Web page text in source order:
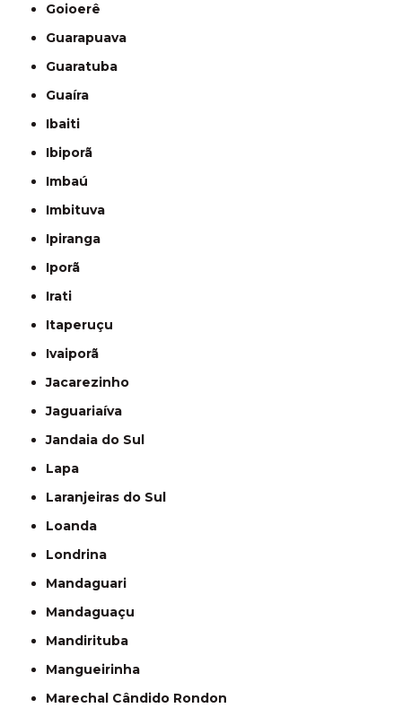
Goioerê
Guarapuava
Guaratuba
Guaíra
Ibaiti
Ibiporã
Imbaú
Imbituva
Ipiranga
Iporã
Irati
Itaperuçu
Ivaiporã
Jacarezinho
Jaguariaíva
Jandaia do Sul
Lapa
Laranjeiras do Sul
Loanda
Londrina
Mandaguari
Mandaguaçu
Mandirituba
Mangueirinha
Marechal Cândido Rondon